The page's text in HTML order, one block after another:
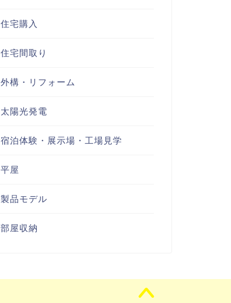
住宅購入
住宅間取り
外構・リフォーム
太陽光発電
宿泊体験・展示場・工場見学
平屋
製品モデル
部屋収納